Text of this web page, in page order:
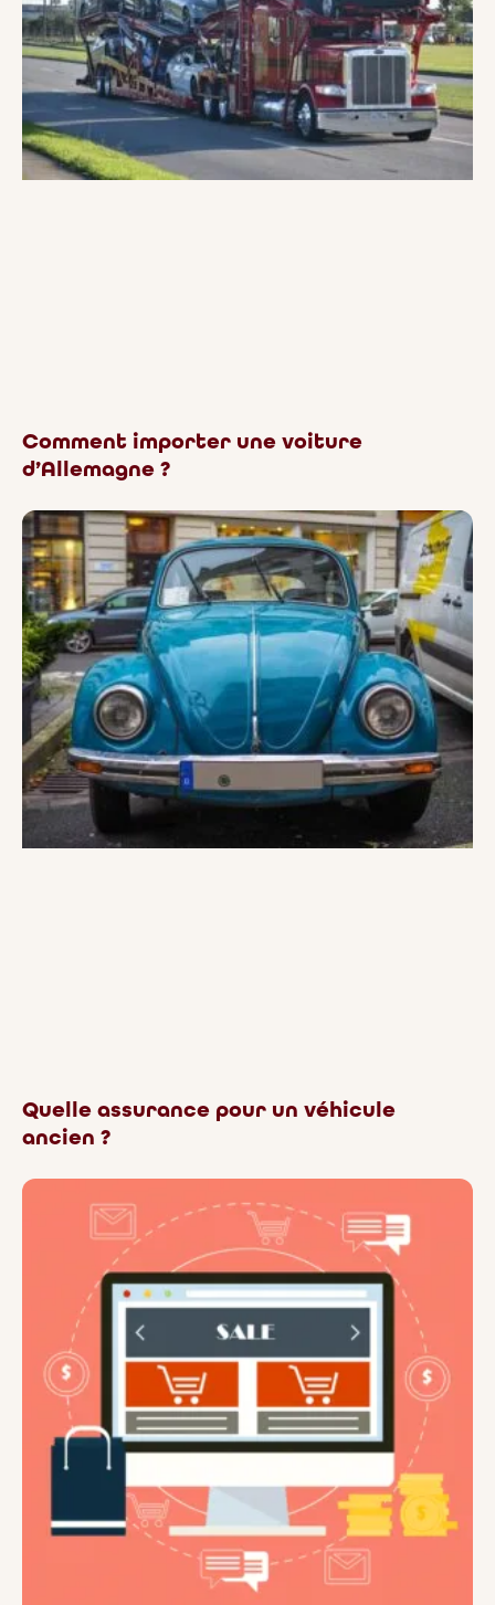
Comment importer une voiture
d’Allemagne ?
Quelle assurance pour un véhicule
ancien ?